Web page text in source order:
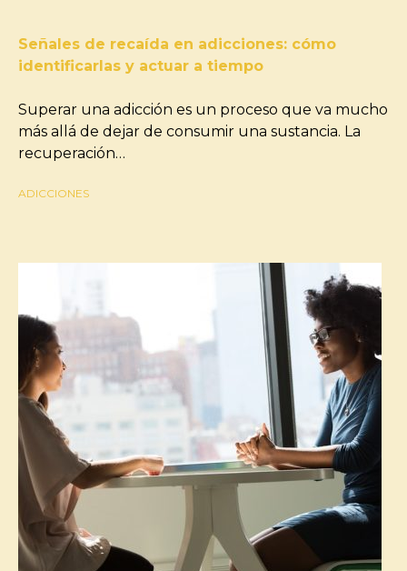
Señales de recaída en adicciones: cómo
identificarlas y actuar a tiempo
Superar una adicción es un proceso que va mucho
más allá de dejar de consumir una sustancia. La
recuperación…
ADICCIONES